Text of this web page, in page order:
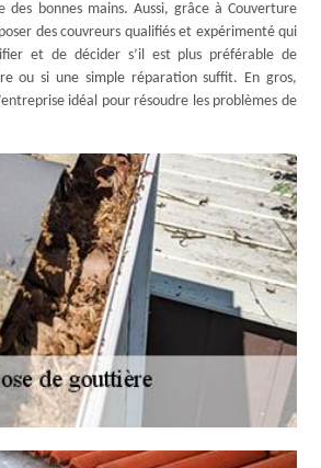
bonnes mains. Aussi, grâce à Couverture
des couvreurs qualifiés et expérimenté qui
et de décider s’il est plus préférable de
ou si une simple réparation suffit. En gros,
idéal pour résoudre les problèmes de